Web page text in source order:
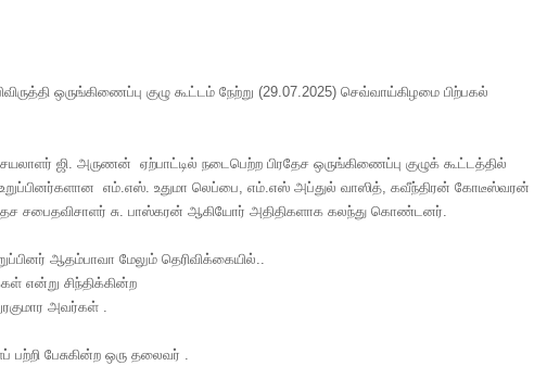
ஒருங்கிணைப்பு குழு கூட்டம் நேற்று (29.07.2025) செவ்வாய்கிழமை பிற்பகல்
ஜி. அருணன் ஏற்பாட்டில் நடைபெற்ற பிரதேச ஒருங்கிணைப்பு குழுக் கூட்டத்தில்
எம்.எஸ். உதுமா லெப்பை, எம்.எஸ் அப்துல் வாஸித், கவீந்திரன் கோடீஸ்வரன்
சபைதவிசாளர் சு. பாஸ்கரன் ஆகியோர் அதிதிகளாக கலந்து கொண்டனர்.
ஆதம்பாவா மேலும் தெரிவிக்கையில்..
என்று சிந்திக்கின்ற
அவர்கள் .
பேசுகின்ற ஒரு தலைவர் .